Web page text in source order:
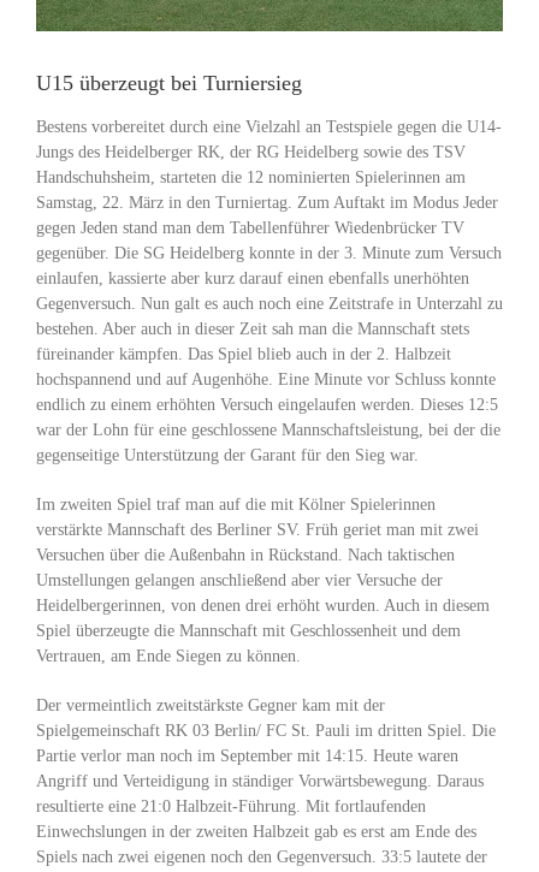
U15 überzeugt bei Turniersieg
Bestens vorbereitet durch eine Vielzahl an Testspiele gegen die U14-
Jungs des Heidelberger RK, der RG Heidelberg sowie des TSV
Handschuhsheim, starteten die 12 nominierten Spielerinnen am
Samstag, 22. März in den Turniertag. Zum Auftakt im Modus Jeder
gegen Jeden stand man dem Tabellenführer Wiedenbrücker TV
gegenüber. Die SG Heidelberg konnte in der 3. Minute zum Versuch
einlaufen, kassierte aber kurz darauf einen ebenfalls unerhöhten
Gegenversuch. Nun galt es auch noch eine Zeitstrafe in Unterzahl zu
bestehen. Aber auch in dieser Zeit sah man die Mannschaft stets
füreinander kämpfen. Das Spiel blieb auch in der 2. Halbzeit
hochspannend und auf Augenhöhe. Eine Minute vor Schluss konnte
endlich zu einem erhöhten Versuch eingelaufen werden. Dieses 12:5
war der Lohn für eine geschlossene Mannschaftsleistung, bei der die
gegenseitige Unterstützung der Garant für den Sieg war.
Im zweiten Spiel traf man auf die mit Kölner Spielerinnen
verstärkte Mannschaft des Berliner SV. Früh geriet man mit zwei
Versuchen über die Außenbahn in Rückstand. Nach taktischen
Umstellungen gelangen anschließend aber vier Versuche der
Heidelbergerinnen, von denen drei erhöht wurden. Auch in diesem
Spiel überzeugte die Mannschaft mit Geschlossenheit und dem
Vertrauen, am Ende Siegen zu können.
Der vermeintlich zweitstärkste Gegner kam mit der
Spielgemeinschaft RK 03 Berlin/ FC St. Pauli im dritten Spiel. Die
Partie verlor man noch im September mit 14:15. Heute waren
Angriff und Verteidigung in ständiger Vorwärtsbewegung. Daraus
resultierte eine 21:0 Halbzeit-Führung. Mit fortlaufenden
Einwechslungen in der zweiten Halbzeit gab es erst am Ende des
Spiels nach zwei eigenen noch den Gegenversuch. 33:5 lautete der